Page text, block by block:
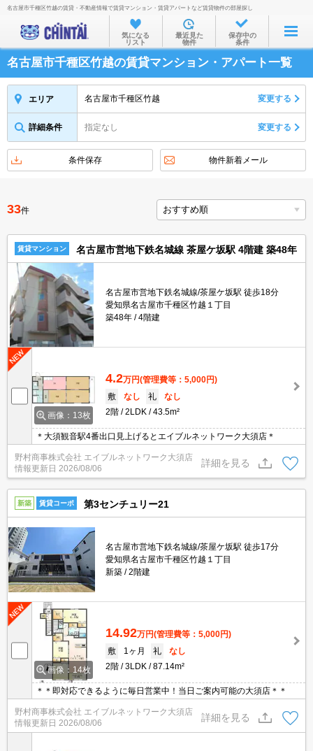
お部屋を探す
沿線・駅から
住所から
家賃相場から
物件特集から
不動産会社から
TOP
名古屋市千種区竹越の賃貸・不動産情報で賃貸マンション・賃貸アパートなど賃貸物件の部屋探し
気になる
リスト
最近見た
物件
保存中の
条件
名古屋市千種区竹越の賃貸マンション・アパート一覧
エリア 名古屋市千種区竹越 変更する
詳細条件 指定なし 変更する
条件保存 物件新着メール
33件
賃貸マンション 名古屋市営地下鉄名城線 茶屋ケ坂駅 4階建 築48年
名古屋市営地下鉄名城線/茶屋ケ坂駅 徒歩18分
愛知県名古屋市千種区竹越１丁目
築48年
4階建
画像：13枚
4.2万円(管理費等：5,000円)
敷
なし 礼
なし
2階
2LDK 43.5m²
＊大須観音駅4番出口見上げるとエイブルネットワーク大須店＊
野村商事株式会社 エイブルネットワーク大須店
情報更新日 2026/08/06
詳細を見る
新築 賃貸コーポ 第3センチュリー21
名古屋市営地下鉄名城線/茶屋ケ坂駅 徒歩17分
愛知県名古屋市千種区竹越１丁目
新築
2階建
画像：14枚
14.92万円(管理費等：5,000円)
敷
1ヶ月 礼
なし
2階
3LDK 87.14m²
＊＊即対応できるように毎日営業中！当日ご案内可能の大須店＊＊
野村商事株式会社 エイブルネットワーク大須店
情報更新日 2026/08/06
詳細を見る